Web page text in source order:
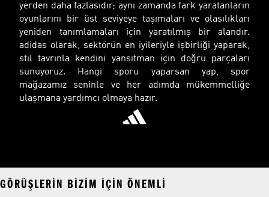
yerden daha fazlasıdır; aynı zamanda fark yaratanların
oyunlarını bir üst seviyeye taşımaları ve olasılıkları
yeniden tanımlamaları için yaratılmış bir alandır.
adidas olarak, sektörün en iyileriyle işbirliği yaparak,
stil tavrınla kendini yansıtman için doğru parçaları
sunuyoruz. Hangi sporu yaparsan yap, spor
mağazamız seninle ve her adımda mükemmelliğe
ulaşmana yardımcı olmaya hazır.
GÖRÜŞLERIN BIZIM IÇIN ÖNEMLI